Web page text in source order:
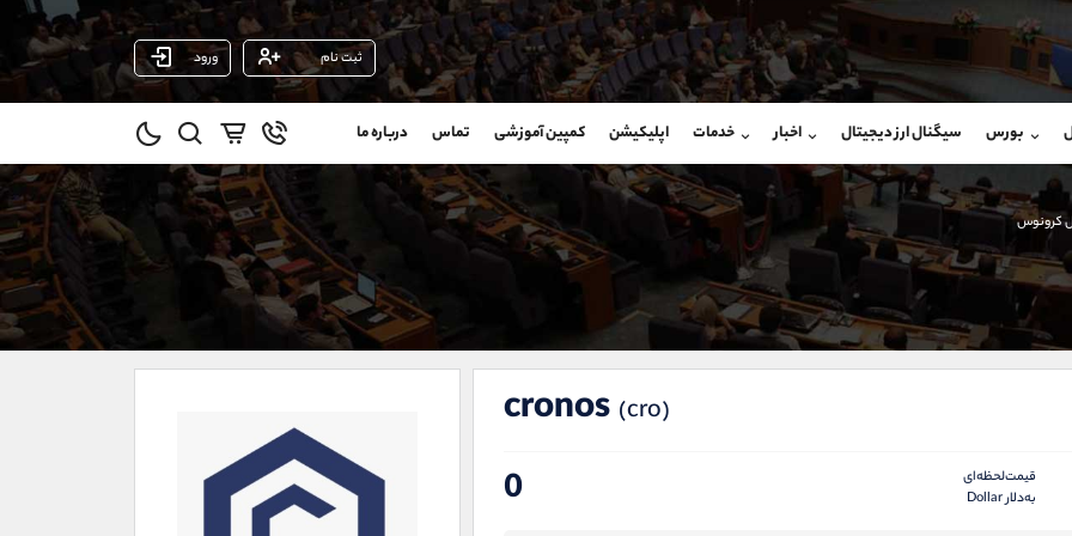
ثبت نام ورود
بورس سیگنال ارز دیجیتال اخبار خدمات اپلیکیشن کمپین آموزشی تماس درباره ما
کرونوس
cronos (cro)
قیمت‌لحظه‌ای
به‌دلار Dollar
0
شروع گفتگو
@Armteam_admin_103
103
شروع گفتگو
@Armteam_admin_33
داخلی 118
(ایمان پوراسماعیلی)
09927779040
واتساپ شروع گفتگو
تلگرام @Armteam_admin_por
021-22021030
021-22021040
@alireza.mehrabii
@alirezamehrabi_com
@alirezamehrabi_official